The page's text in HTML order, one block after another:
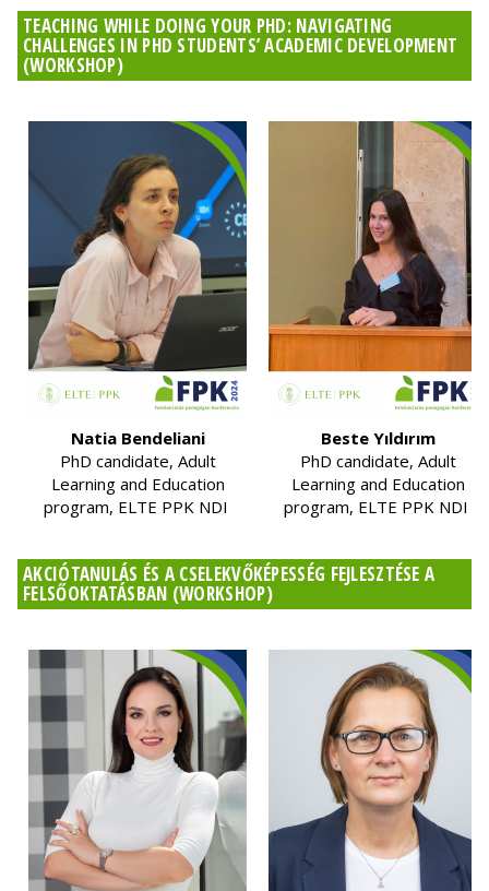
TEACHING WHILE DOING YOUR PHD: NAVIGATING
CHALLENGES IN PHD STUDENTS’ ACADEMIC DEVELOPMENT
(WORKSHOP)
Natia Bendeliani
PhD candidate, Adult
Learning and Education
program, ELTE PPK NDI
Beste Yıldırım
PhD candidate, Adult
Learning and Education
program, ELTE PPK NDI
AKCIÓTANULÁS ÉS A CSELEKVŐKÉPESSÉG FEJLESZTÉSE A
FELSŐOKTATÁSBAN (WORKSHOP)